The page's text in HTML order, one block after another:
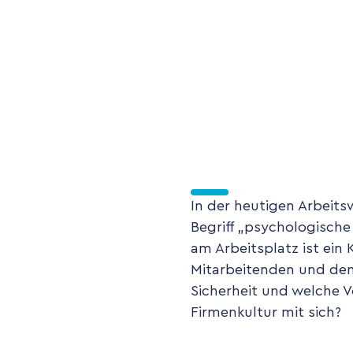
In der heutigen
Begriff
am Arbeitsplatz ist ein
Mitarbeitenden und
Sicherheit und welche
Firmenkultur mit sich?